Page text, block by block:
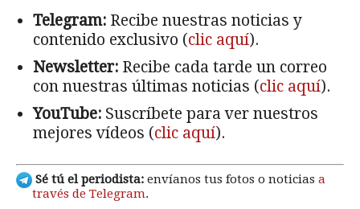
Telegram: Recibe nuestras noticias y
contenido exclusivo (clic aquí).
Newsletter: Recibe cada tarde un correo
con nuestras últimas noticias (clic aquí).
YouTube: Suscríbete para ver nuestros
mejores vídeos (clic aquí).
Sé tú el periodista: envíanos tus fotos o noticias a
través de Telegram.